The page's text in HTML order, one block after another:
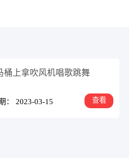
桶上拿吹风机唱歌跳舞
： 2023-03-15 查看